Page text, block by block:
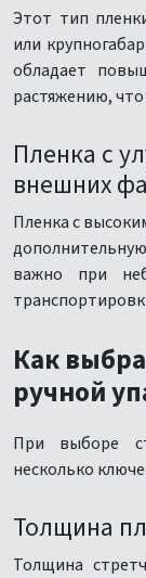
Этот тип
или
обладает
растяжению,
Пленка с
внешних
Пленка с
важно при
Как
ручной
При выборе
несколько
Толщина
Толщина